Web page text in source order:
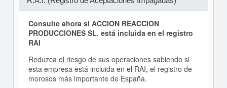
Consulte ahora si ACCION REACCION
PRODUCCIONES SL. está incluida en el registro
RAI
Reduzca el riesgo de sus operaciones sabiendo si
esta empresa está incluida en el RAI, el registro de
morosos más importante de España.